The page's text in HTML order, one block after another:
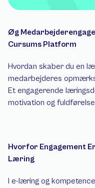
Øg
Cursums Platform
Hvordan skaber du en
medarbejderes
Et engagerende
motivation og
Hvorfor Engagement
Læring
I e-læring og